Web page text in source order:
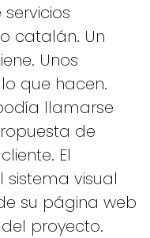
catalán. Un
Unos
que hacen.
llamarse
de
El
sistema visual
su página web
proyecto.